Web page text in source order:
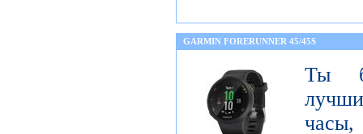
GARMIN FORERUNNER 45/45S
Ты